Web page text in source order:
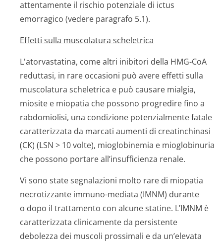
attentamente il rischio potenziale di ictus
emorragico (vedere paragrafo 5.1).
Effetti sulla muscolatura scheletrica
L'atorvastatina, come altri inibitori della HMG-CoA
reduttasi, in rare occasioni può avere effetti sulla
muscolatura scheletrica e può causare mialgia,
miosite e miopatia che possono progredire fino a
rabdomiolisi, una condizione potenzialmente fatale
caratterizzata da marcati aumenti di creatinchinasi
(CK) (LSN > 10 volte), mioglobinemia e mioglobinuria
che possono portare all’insufficienza renale.
Vi sono state segnalazioni molto rare di miopatia
necrotizzante immuno-mediata (IMNM) durante
o dopo il trattamento con alcune statine. L’IMNM è
caratterizzata clinicamente da persistente
debolezza dei muscoli prossimali e da un’elevata